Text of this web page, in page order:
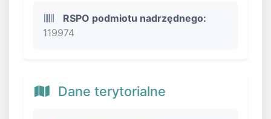
RSPO podmiotu nadrzędnego:
119974
Dane terytorialne